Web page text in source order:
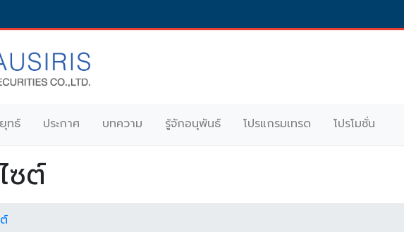
ทธ์ ประกาศ บทความ รู้จักอนุพันธ์ โปรแกรมเทรด โปรโมชั่น
ซต์